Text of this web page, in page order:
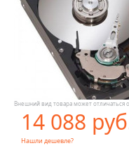
Внешний вид товара может отличаться
14 088
Нашли дешевле?